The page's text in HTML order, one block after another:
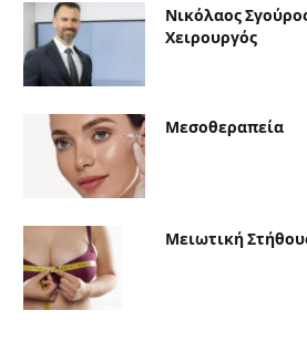
Νικόλαος
Χειρουργός
Μεσοθεραπεία
Μειωτική